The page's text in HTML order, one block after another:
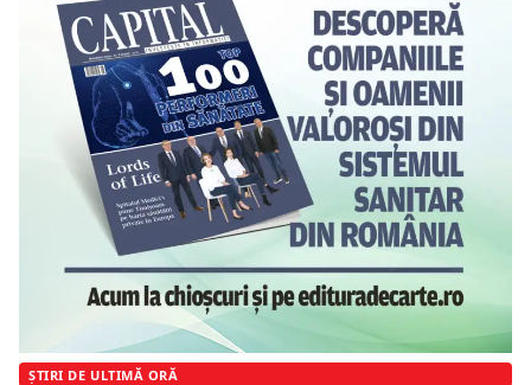
ȘTIRI DE ULTIMĂ ORĂ